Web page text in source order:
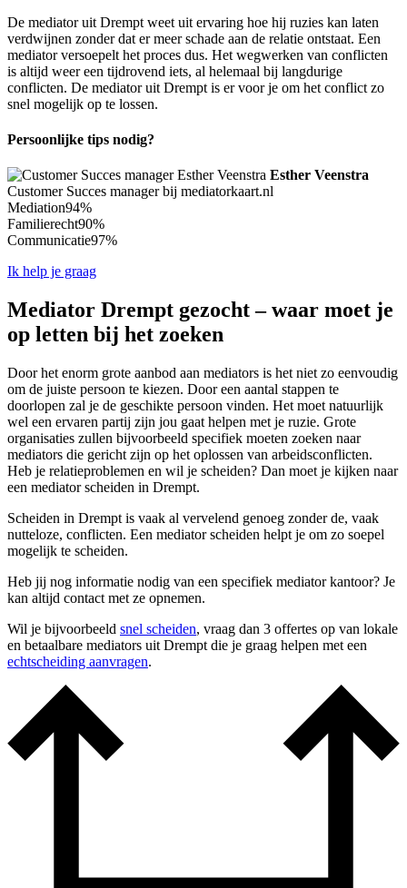
De mediator uit Drempt weet uit ervaring hoe hij ruzies kan laten
verdwijnen zonder dat er meer schade aan de relatie ontstaat. Een
mediator versoepelt het proces dus. Het wegwerken van conflicten
is altijd weer een tijdrovend iets, al helemaal bij langdurige
conflicten. De mediator uit Drempt is er voor je om het conflict zo
snel mogelijk op te lossen.
Persoonlijke tips nodig?
Esther Veenstra
Customer Succes manager bij mediatorkaart.nl
Mediation94%
Familierecht90%
Communicatie97%
Ik help je graag
Mediator Drempt gezocht – waar moet je
op letten bij het zoeken
Door het enorm grote aanbod aan mediators is het niet zo eenvoudig
om de juiste persoon te kiezen. Door een aantal stappen te
doorlopen zal je de geschikte persoon vinden. Het moet natuurlijk
wel een ervaren partij zijn jou gaat helpen met je ruzie. Grote
organisaties zullen bijvoorbeeld specifiek moeten zoeken naar
mediators die gericht zijn op het oplossen van arbeidsconflicten.
Heb je relatieproblemen en wil je scheiden? Dan moet je kijken naar
een mediator scheiden in Drempt.
Scheiden in Drempt is vaak al vervelend genoeg zonder de, vaak
nutteloze, conflicten. Een mediator scheiden helpt je om zo soepel
mogelijk te scheiden.
Heb jij nog informatie nodig van een specifiek mediator kantoor? Je
kan altijd contact met ze opnemen.
Wil je bijvoorbeeld snel scheiden, vraag dan 3 offertes op van lokale
en betaalbare mediators uit Drempt die je graag helpen met een
echtscheiding aanvragen.